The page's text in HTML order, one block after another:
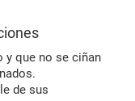
y que no se ciñan
de sus